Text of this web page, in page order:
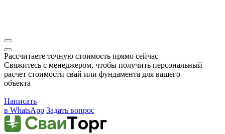
Рассчитаете точную стоимость прямо сейчас
Свяжитесь с менеджером, чтобы получить персональный
расчет стоимости свай или фундамента для вашего
объекта
Написать
в WhatsApp Задать вопрос